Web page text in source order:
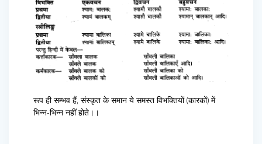
रूप ही सम्भव हैं, संस्कृत के समान ये समस्त विभक्तियों (कारकों) में
भिन्न-भिन्न नहीं होते।।